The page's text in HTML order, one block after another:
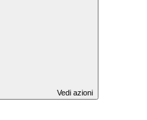
Vedi azioni